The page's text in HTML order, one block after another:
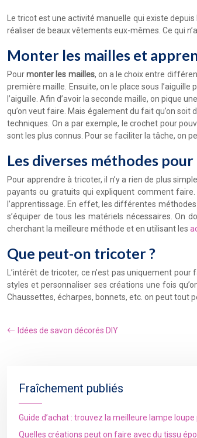
Le tricot est une activité manuelle qui existe
réaliser de beaux vêtements eux-mêmes. Ce qui
Monter les mailles et
Pourmonter les mailles, on a le choix entre
première maille. Ensuite, on le place sous l’aiguille
l’aiguille. Afin d’avoir la seconde maille, on pique
qu’on veut faire. Mais également du fait qu’on
techniques. On a par exemple, le crochet pour
sont les plus connus. Pour se faciliter la tâche, on
Les diverses méthodes
Pour apprendre à tricoter, il n’y a rien de plus
payants ou gratuits qui expliquent comment
l’apprentissage. En effet, les différentes
s’équiper de tous les matériels nécessaires. On
cherchant la meilleure méthode et en utilisant les
Que peut-on tricoter ?
L’intérêt de tricoter, ce n’est pas uniquement
styles et personnaliser ses créations une fois
Chaussettes, écharpes, bonnets, etc. on peut tout
Idées de savon décorés DIY
Fraîchement publiés
Guide d’achat : trouvez la meilleure lampe
Quelles créations peut on faire avec du tissu